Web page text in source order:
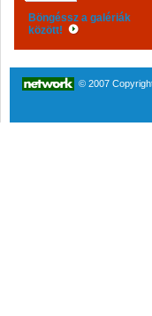
Böngéssz a galériák
között!
© 2007